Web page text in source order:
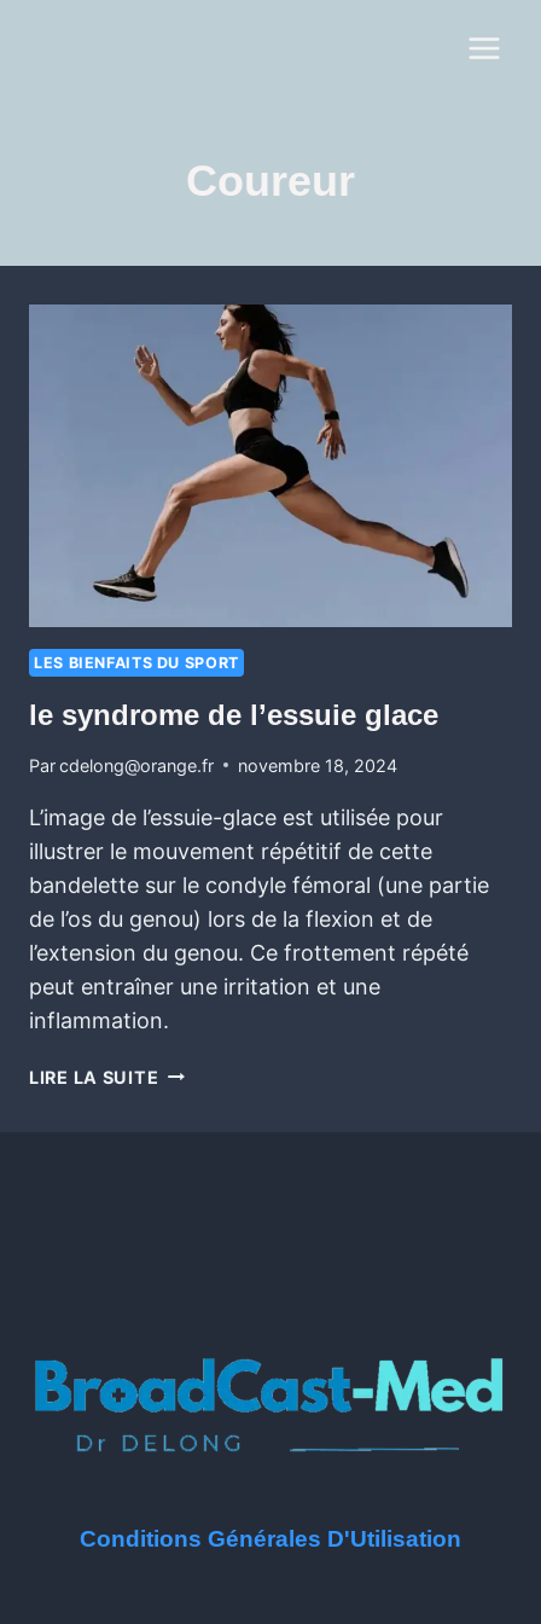
Coureur
LES BIENFAITS DU SPORT
le syndrome de l’essuie glace
Parcdelong@orange.fr novembre 18, 2024
L’image de l’essuie-glace est utilisée pour
illustrer le mouvement répétitif de cette
bandelette sur le condyle fémoral (une partie
de l’os du genou) lors de la flexion et de
l’extension du genou. Ce frottement répété
peut entraîner une irritation et une
inflammation.
LIRE LA SUITE
Conditions Générales D'Utilisation